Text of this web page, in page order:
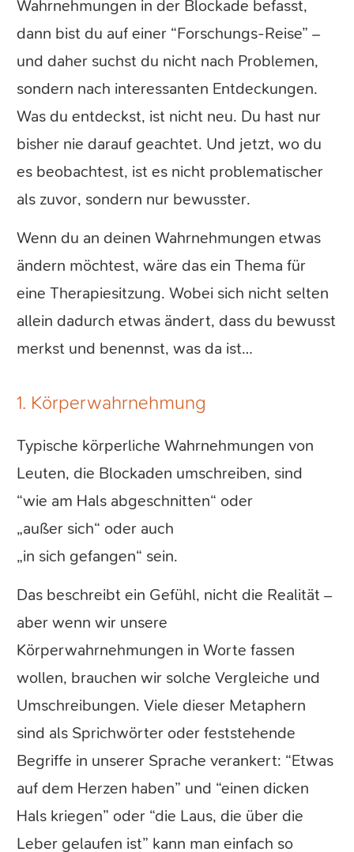
Wahrnehmungen in der Blockade befasst,
dann bist du auf einer “Forschungs-Reise” –
und daher suchst du nicht nach Problemen,
sondern nach interessanten Entdeckungen.
Was du entdeckst, ist nicht neu. Du hast nur
bisher nie darauf geachtet. Und jetzt, wo du
es beobachtest, ist es nicht problematischer
als zuvor, sondern nur bewusster.
Wenn du an deinen Wahrnehmungen etwas
ändern möchtest, wäre das ein Thema für
eine Therapiesitzung. Wobei sich nicht selten
allein dadurch etwas ändert, dass du bewusst
merkst und benennst, was da ist…
1. Körperwahrnehmung
Typische körperliche Wahrnehmungen von
Leuten, die Blockaden umschreiben, sind
“wie am Hals abgeschnitten“ oder
„außer sich“ oder auch
„in sich gefangen“ sein.
Das beschreibt ein Gefühl, nicht die Realität –
aber wenn wir unsere
Körperwahrnehmungen in Worte fassen
wollen, brauchen wir solche Vergleiche und
Umschreibungen. Viele dieser Metaphern
sind als Sprichwörter oder feststehende
Begriffe in unserer Sprache verankert: “Etwas
auf dem Herzen haben” und “einen dicken
Hals kriegen” oder “die Laus, die über die
Leber gelaufen ist” kann man einfach so